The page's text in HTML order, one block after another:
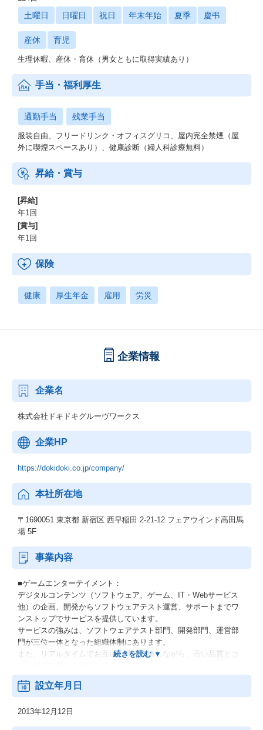
土曜日 日曜日 祝日 年末年始 夏季 慶弔
産休 育児
生理休暇、産休・育休（男女ともに取得実績あり）
手当・福利厚生
通勤手当 残業手当
服装自由、フリードリンク・オフィスグリコ、屋内完全禁煙（屋
外に喫煙スペースあり）、健康診断（婦人科診療無料）
昇給・賞与
[昇給]
年1回
[賞与]
年1回
保険
健康 厚生年金 雇用 労災
企業情報
企業名
株式会社ドキドキグルーヴワークス
企業HP
https://dokidoki.co.jp/company/
本社所在地
〒1690051 東京都 新宿区 西早稲田 2-21-12 フェアウインド高田馬
場 5F
事業内容
■ゲームエンターテイメント：
デジタルコンテンツ（ソフトウェア、ゲーム、IT・Webサービス
他）の企画、開発からソフトウェアテスト運営、サポートまでワ
ンストップでサービスを提供しています。
サービスの強みは、ソフトウェアテスト部⾨、開発部⾨、運営部
⾨が三位⼀体となった組織体制にあります。
また、リアルタイムでお互いに情報交換しながら、⾼い品質とコ
■デジタルソリューション：
ます。
設立年月日
2013年12月12日